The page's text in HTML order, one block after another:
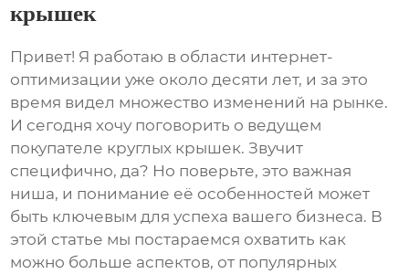
крышек
Привет! Я работаю в области интернет-
оптимизации уже около десяти лет, и за это
время видел множество изменений на рынке.
И сегодня хочу поговорить о ведущем
покупателе круглых крышек. Звучит
специфично, да? Но поверьте, это важная
ниша, и понимание её особенностей может
быть ключевым для успеха вашего бизнеса. В
этой статье мы постараемся охватить как
можно больше аспектов, от популярных